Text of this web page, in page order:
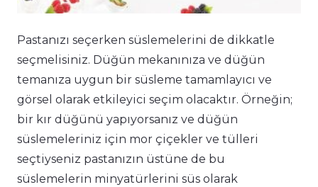
Pastanızı seçerken süslemelerini de dikkatle
seçmelisiniz. Düğün mekanınıza ve düğün
temanıza uygun bir süsleme tamamlayıcı ve
görsel olarak etkileyici seçim olacaktır. Örneğin;
bir kır düğünü yapıyorsanız ve düğün
süslemeleriniz için mor çiçekler ve tülleri
seçtiyseniz pastanızın üstüne de bu
süslemelerin minyatürlerini süs olarak